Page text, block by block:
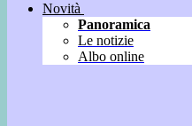
Novità
Panoramica
Le notizie
Albo online